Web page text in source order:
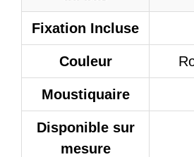
Fixation Incluse
Couleur
Moustiquaire
Disponible sur
mesure